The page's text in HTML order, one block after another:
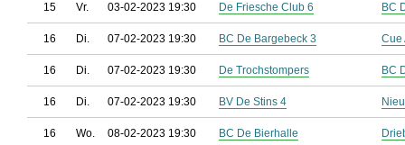
15 Vr. 03-02-2023 19:30 De Friesche Club 6 BC
16 Di. 07-02-2023 19:30 BC De Bargebeck 3 Cue
16 Di. 07-02-2023 19:30 De Trochstompers BC
16 Di. 07-02-2023 19:30 BV De Stins 4
16 Wo. 08-02-2023 19:30 BC De Bierhalle